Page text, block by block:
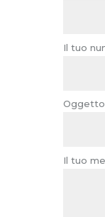
Il tuo
Oggetto
Il tuo